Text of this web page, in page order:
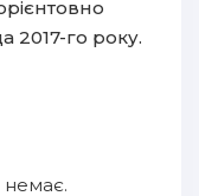
2017-го року.